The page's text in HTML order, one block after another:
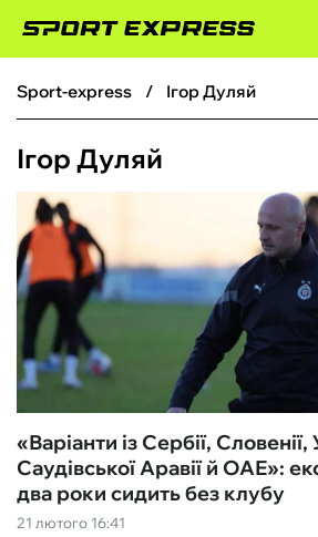
ФУТБОЛ
БАСКЕТБОЛ
БОКС
ХОКЕЙ
ТЕНІС
КІБЕРСПОРТ
ЧС-2026
sport-express Ігор Дуляй
Ігор Дуляй
21 лютого 16:41
«Варіанти із Сербії,
Саудівської Аравії й ОАЕ»:
два роки сидить без клубу